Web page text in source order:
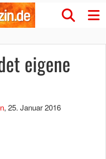
eigene
, 25. Januar 2016